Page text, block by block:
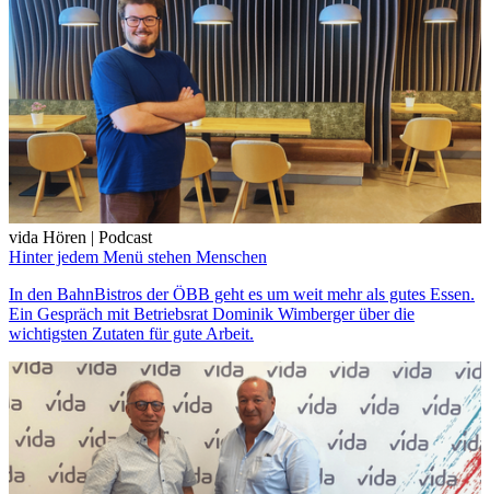
vida Hören | Podcast
Hinter jedem Menü stehen Menschen
In den BahnBistros der ÖBB geht es um weit mehr als gutes Essen.
Ein Gespräch mit Betriebsrat Dominik Wimberger über die
wichtigsten Zutaten für gute Arbeit.